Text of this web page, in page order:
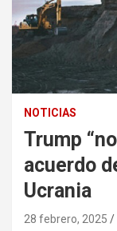
NOTICIAS
Trump
acuerdo
Ucrania
28 febrero, 2025